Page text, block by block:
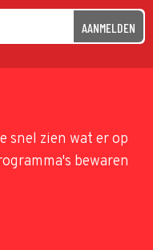
AANMELDEN
snel zien wat er op
bewaren